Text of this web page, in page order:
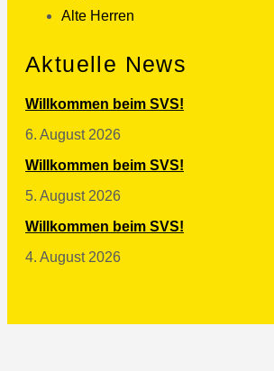
Alte Herren
Aktuelle News
Willkommen beim SVS!
6. August 2026
Willkommen beim SVS!
5. August 2026
Willkommen beim SVS!
4. August 2026